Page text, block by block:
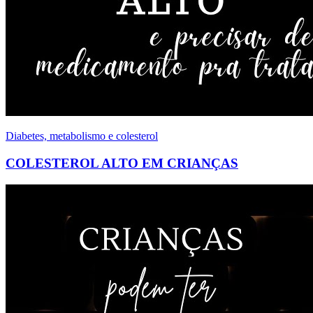
Diabetes, metabolismo e colesterol
COLESTEROL ALTO EM CRIANÇAS